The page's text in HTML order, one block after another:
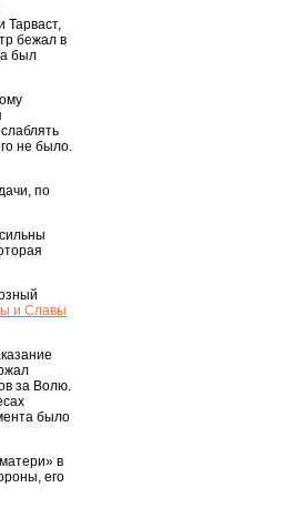
Тарваст,
бежал в
был
не было.
по
и Славы
за Волю.
было
в
его